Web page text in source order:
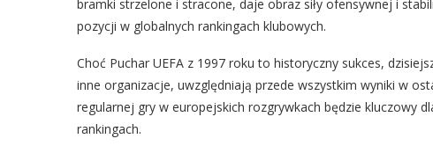
bramki strzelone i stracone, daje obraz siły ofensywnej i
pozycji w globalnych rankingach klubowych.
Choć Puchar UEFA z 1997 roku to historyczny sukces,
inne organizacje, uwzględniają przede wszystkim wyniki w
regularnej gry w europejskich rozgrywkach będzie kluczowy
rankingach.